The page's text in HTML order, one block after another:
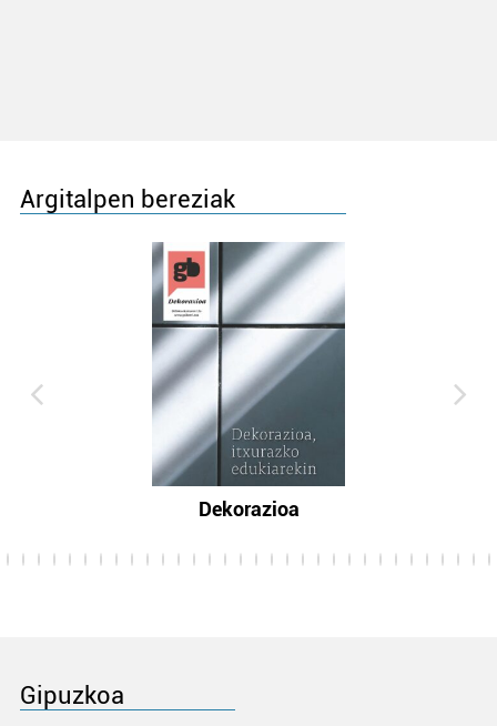
Argitalpen bereziak
Dekorazioa
Gipuzkoa